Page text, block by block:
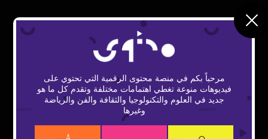
Play
مرحباً بكم في منصة محتوى الرقمية التي تحتوي على
فيديوهات منوعة تغطي اهتمامات مختلفة وتقدم كل ما هو
جديد في العلوم والتكنولوجيا والثقافة والفن والرياضة
وغيرها